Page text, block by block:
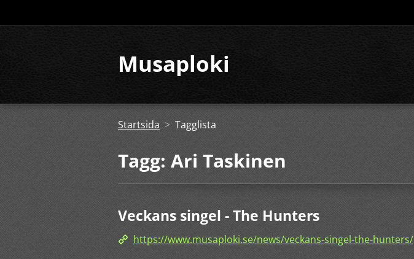
Musaploki
Startsida > Tagglista
Tagg: Ari Taskinen
Veckans singel - The Hunters
https://www.musaploki.se/news/veckans-singel-the-hunters/